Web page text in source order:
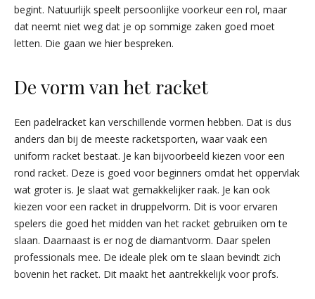
begint. Natuurlijk speelt persoonlijke voorkeur een rol, maar
dat neemt niet weg dat je op sommige zaken goed moet
letten. Die gaan we hier bespreken.
De vorm van het racket
Een padelracket kan verschillende vormen hebben. Dat is dus
anders dan bij de meeste racketsporten, waar vaak een
uniform racket bestaat. Je kan bijvoorbeeld kiezen voor een
rond racket. Deze is goed voor beginners omdat het oppervlak
wat groter is. Je slaat wat gemakkelijker raak. Je kan ook
kiezen voor een racket in druppelvorm. Dit is voor ervaren
spelers die goed het midden van het racket gebruiken om te
slaan. Daarnaast is er nog de diamantvorm. Daar spelen
professionals mee. De ideale plek om te slaan bevindt zich
bovenin het racket. Dit maakt het aantrekkelijk voor profs.